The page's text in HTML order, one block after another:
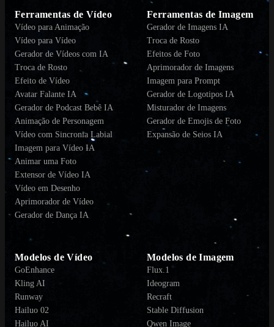
Ferramentas de Vídeo
Vídeo para Animação
Vídeo para Vídeo
Gerador de Vídeos com IA
Troca de Rosto
Efeito de Vídeo
Avatar Falante IA
Gerador de Podcast Bebê IA
Animação de Personagem
Vídeo com Sincronia Labial
Imagem para Vídeo IA
Animar uma Foto
Extensor de Vídeo IA
Vídeo em Desenho
Aprimorador de Vídeo
Gerador de Dança IA
Ferramentas de Imagem
Gerador de Imagens IA
Troca de Rosto
Efeitos de Foto
Aprimorador de Imagens
Imagem para Prompt
Gerador de Logotipos IA
Misturador de Imagens
Gerador de Emojis de Foto
Expansão de Seios IA
Modelos de Vídeo
GoEnhance
Kling AI
Runway
Hailuo 02
Hailuo AI
Modelos de Imagem
Flux.1
Ideogram
Recraft
Stable Diffusion
Qwen Image